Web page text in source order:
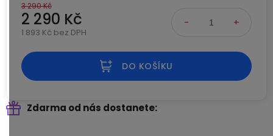
USB-
A
/
Lightning
Nabíjecí
3 290 Kč
2 290 Kč
1 893 Kč bez DPH
DO KOŠÍKU
Zdarma od nás dostanete